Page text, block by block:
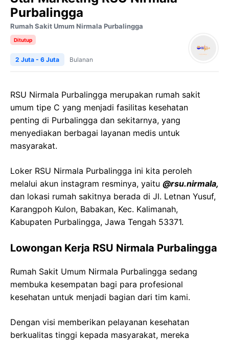
Purbalingga
Rumah Sakit Umum Nirmala Purbalingga
Ditutup
2 Juta - 6 Juta Bulanan
RSU Nirmala Purbalingga merupakan rumah sakit
umum tipe C yang menjadi fasilitas kesehatan
penting di Purbalingga dan sekitarnya, yang
menyediakan berbagai layanan medis untuk
masyarakat.
Loker RSU Nirmala Purbalingga ini kita peroleh
melalui akun instagram resminya, yaitu @rsu.nirmala,
dan lokasi rumah sakitnya berada di Jl. Letnan Yusuf,
Karangpoh Kulon, Babakan, Kec. Kalimanah,
Kabupaten Purbalingga, Jawa Tengah 53371.
Lowongan Kerja RSU Nirmala Purbalingga
Rumah Sakit Umum Nirmala Purbalingga sedang
membuka kesempatan bagi para profesional
kesehatan untuk menjadi bagian dari tim kami.
Dengan visi memberikan pelayanan kesehatan
berkualitas tinggi kepada masyarakat, mereka